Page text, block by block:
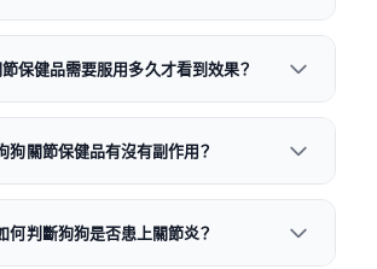
保健品需要服用多久才看到效果？
狗關節保健品有沒有副作用？
何判斷狗狗是否患上關節炎？